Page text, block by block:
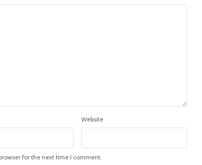
Website
for the next time I comment.